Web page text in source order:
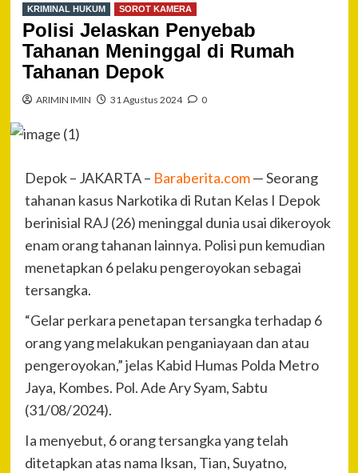
KRIMINAL HUKUM SOROT KAMERA
Polisi Jelaskan Penyebab
Tahanan Meninggal di Rumah
Tahanan Depok
ARIMIN IMIN 31 Agustus 2024 0
Depok – JAKARTA – Baraberita.com— Seorang
tahanan kasus Narkotika di Rutan Kelas I Depok
berinisial RAJ (26) meninggal dunia usai dikeroyok
enam orang tahanan lainnya. Polisi pun kemudian
menetapkan 6 pelaku pengeroyokan sebagai
tersangka.
“Gelar perkara penetapan tersangka terhadap 6
orang yang melakukan penganiayaan dan atau
pengeroyokan,” jelas Kabid Humas Polda Metro
Jaya, Kombes. Pol. Ade Ary Syam, Sabtu
(31/08/2024).
Ia menyebut, 6 orang tersangka yang telah
ditetapkan atas nama Iksan, Tian, Suyatno,